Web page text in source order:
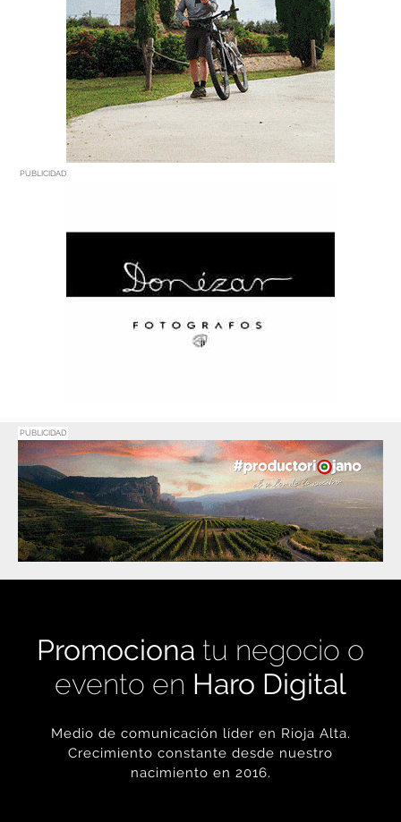
PUBLICIDAD
PUBLICIDAD
Promociona tu negocio o
evento en Haro Digital
Medio de comunicación líder en Rioja Alta.
Crecimiento constante desde nuestro
nacimiento en 2016.